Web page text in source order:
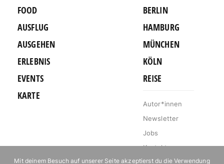
FOOD
AUSFLUG
AUSGEHEN
ERLEBNIS
EVENTS
KARTE
BERLIN
HAMBURG
MÜNCHEN
KÖLN
REISE
Autor*innen
Newsletter
Jobs
Kontakt
Impressum
Mit deinem Besuch auf unserer Seite akzeptierst du die Verwendung